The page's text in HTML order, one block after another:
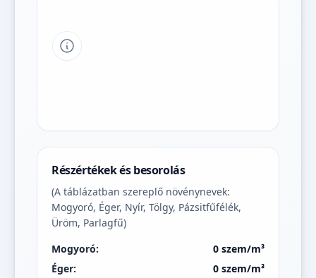
Tipp a grafikon jelmagyarázatához
Részértékek és besorolás
(A táblázatban szereplő növénynevek:
Mogyoró, Éger, Nyír, Tölgy, Pázsitfűfélék,
Üröm, Parlagfű)
Mogyoró:
0 szem/m³
Éger:
0 szem/m³